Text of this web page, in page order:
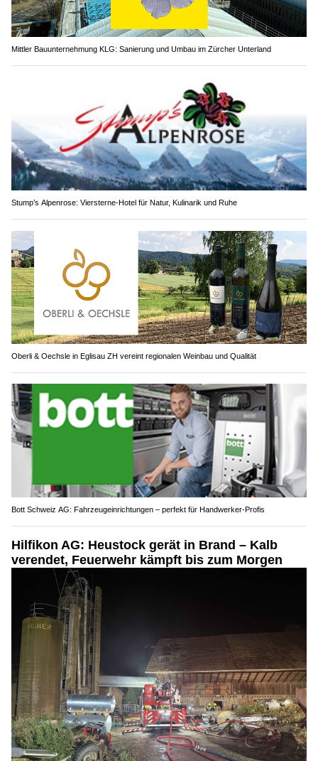
Mittler Bauunternehmung KLG: Sanierung und Umbau im Zürcher Unterland
Stump’s Alpenrose: Viersterne-Hotel für Natur, Kulinarik und Ruhe
Oberli & Oechsle in Eglisau ZH vereint regionalen Weinbau und Qualität
Bott Schweiz AG: Fahrzeugeinrichtungen – perfekt für Handwerker-Profis
Hilfikon AG: Heustock gerät in Brand – Kalb
verendet, Feuerwehr kämpft bis zum Morgen